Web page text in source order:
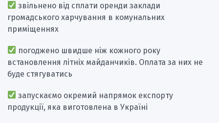
звільнено від сплати оренди заклади
громадського харчування в комунальних
приміщеннях
погоджено швидше ніж кожного року
встановлення літніх майданчиків. Оплата за них не
буде стягуватись
запускаємо окремий напрямок експорту
продукції, яка виготовлена в Україні